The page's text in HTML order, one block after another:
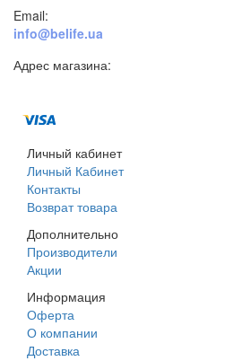
Email:
info@belife.ua
Адрес магазина:
Личный кабинет
Личный Кабинет
Контакты
Возврат товара
Дополнительно
Производители
Акции
Информация
Оферта
О компании
Доставка